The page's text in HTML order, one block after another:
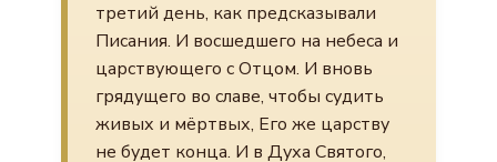
третий день, как предсказывали
Писания. И восшедшего на небеса и
царствующего с Отцом. И вновь
грядущего во славе, чтобы судить
живых и мёртвых, Его же царству
не будет конца. И в Духа Святого,